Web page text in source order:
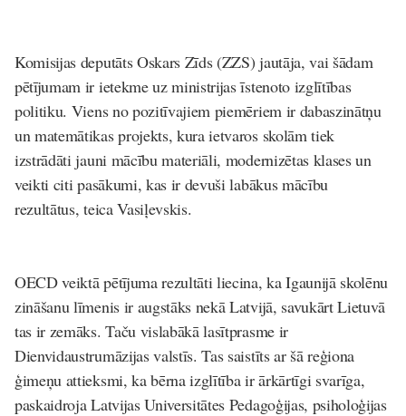
Komisijas deputāts Oskars Zīds (ZZS) jautāja, vai šādam
pētījumam ir ietekme uz ministrijas īstenoto izglītības
politiku. Viens no pozitīvajiem piemēriem ir dabaszinātņu
un matemātikas projekts, kura ietvaros skolām tiek
izstrādāti jauni mācību materiāli, modernizētas klases un
veikti citi pasākumi, kas ir devuši labākus mācību
rezultātus, teica Vasiļevskis.
OECD veiktā pētījuma rezultāti liecina, ka Igaunijā skolēnu
zināšanu līmenis ir augstāks nekā Latvijā, savukārt Lietuvā
tas ir zemāks. Taču vislabākā lasītprasme ir
Dienvidaustrumāzijas valstīs. Tas saistīts ar šā reģiona
ģimeņu attieksmi, ka bērna izglītība ir ārkārtīgi svarīga,
paskaidroja Latvijas Universitātes Pedagoģijas, psiholoģijas